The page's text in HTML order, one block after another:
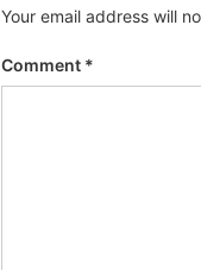
Your email address will
Comment *